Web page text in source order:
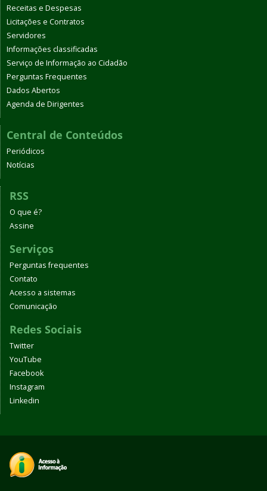
Receitas e Despesas
Licitações e Contratos
Servidores
Informações classificadas
Serviço de Informação ao Cidadão
Perguntas Frequentes
Dados Abertos
Agenda de Dirigentes
Central de Conteúdos
Periódicos
Notícias
RSS
O que é?
Assine
Serviços
Perguntas frequentes
Contato
Acesso a sistemas
Comunicação
Redes Sociais
Twitter
YouTube
Facebook
Instagram
Linkedin